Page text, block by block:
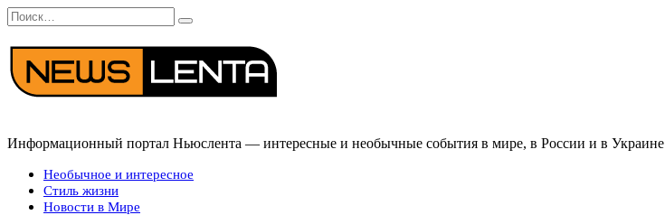
Перейти
к
содержанию
Search
for:
Информационный портал Ньюслента — интересные и необычные события в мире, в России и в Украине
Необычное и интересное
Стиль жизни
Новости в Мире